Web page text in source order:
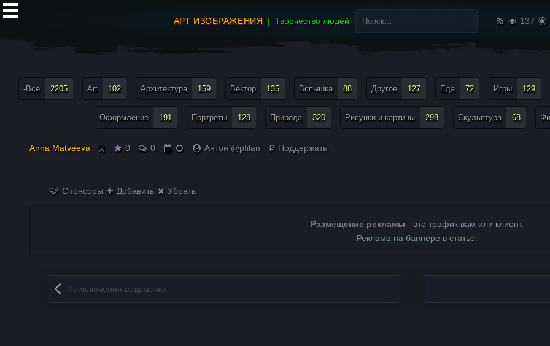
АРТ ИЗОБРАЖЕНИЯ Творчество людей
Найти:
137
-Все 2205 Art 102 Архитектура 159 Вектор 135 Вспышка 88 Другое 127 Еда 72 Игры 129
Оформление 191 Портреты 128 Природа 320 Рисунки и картины 298 Скульптура 68
Anna Matveeva 0 0 Антон @pfilan Поддержать
Спонсоры Добавить Убрать
Размещение рекламы - это трафик вам или клиент.
Реклама на баннере в статье.
Запись навигация
Приключения ведьмочки